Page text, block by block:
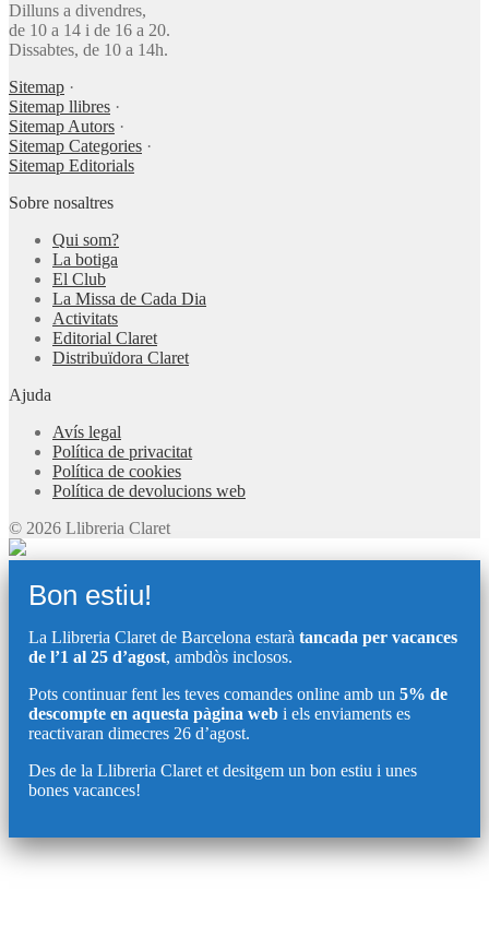
Dilluns a divendres,
de 10 a 14 i de 16 a 20.
Dissabtes, de 10 a 14h.
Sitemap ·
Sitemap llibres ·
Sitemap Autors ·
Sitemap Categories ·
Sitemap Editorials
Sobre nosaltres
Qui som?
La botiga
El Club
La Missa de Cada Dia
Activitats
Editorial Claret
Distribuïdora Claret
Ajuda
Avís legal
Política de privacitat
Política de cookies
Política de devolucions web
© 2026 Llibreria Claret
Bon estiu!
La Llibreria Claret de Barcelona estarà tancada per vacances
de l’1 al 25 d’agost, ambdòs inclosos.
Pots continuar fent les teves comandes online amb un 5% de
descompte en aquesta pàgina web i els enviaments es
reactivaran dimecres 26 d’agost.
Des de la Llibreria Claret et desitgem un bon estiu i unes
bones vacances!